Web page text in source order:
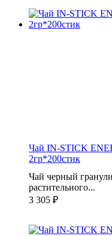
Чай IN-STICK
2гр*200стик
Чай черный
растительного...
3 305 ₽